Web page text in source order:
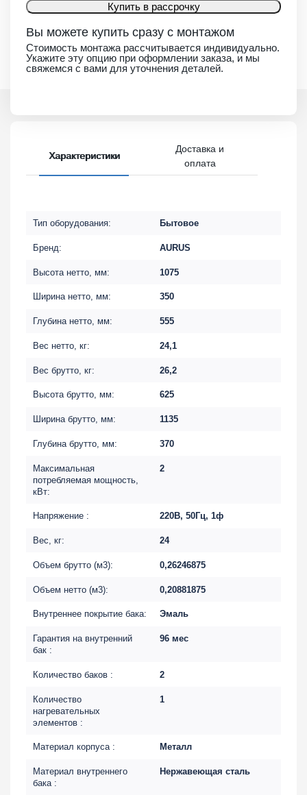
Купить в рассрочку
Вы можете купить сразу с монтажом
Стоимость монтажа рассчитывается индивидуально.
Укажите эту опцию при оформлении заказа, и мы
свяжемся с вами для уточнения деталей.
Характеристики
Доставка и
оплата
Тип оборудования: Бытовое
Бренд: AURUS
Высота нетто, мм: 1075
Ширина нетто, мм: 350
Глубина нетто, мм: 555
Вес нетто, кг: 24,1
Вес брутто, кг: 26,2
Высота брутто, мм: 625
Ширина брутто, мм: 1135
Глубина брутто, мм: 370
Максимальная
потребляемая мощность,
кВт:
2
Напряжение : 220В, 50Гц, 1ф
Вес, кг: 24
Объем брутто (м3): 0,26246875
Объем нетто (м3): 0,20881875
Внутреннее покрытие бака: Эмаль
Гарантия на внутренний
бак :
96 мес
Количество баков : 2
Количество
нагревательных
элементов :
1
Материал корпуса : Металл
Материал внутреннего
бака :
Нержавеющая сталь